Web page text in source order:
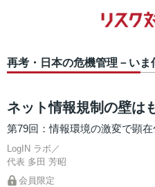
再考・日本の危機管理－いま
ネット情報規制の壁は
第79回：情報環境の激変で顕在
LogIN ラボ／
代表 多田 芳昭
会員限定